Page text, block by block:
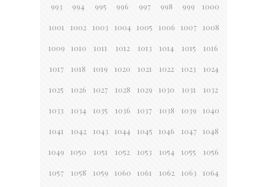
993 994 995 996 997 998 999 1000
1001 1002 1003 1004 1005 1006 1007 1008
1009 1010 1011 1012 1013 1014 1015 1016
1017 1018 1019 1020 1021 1022 1023 1024
1025 1026 1027 1028 1029 1030 1031 1032
1033 1034 1035 1036 1037 1038 1039 1040
1041 1042 1043 1044 1045 1046 1047 1048
1049 1050 1051 1052 1053 1054 1055 1056
1057 1058 1059 1060 1061 1062 1063 1064